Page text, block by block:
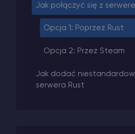
Jak połączyć się z
Opcja 1: Poprzez Rust
Opcja 2: Przez Steam
Jak dodać
serwera Rust